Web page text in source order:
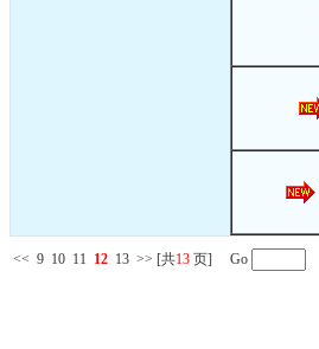
<< 9 10 11 12 13 >> [共13 页] Go